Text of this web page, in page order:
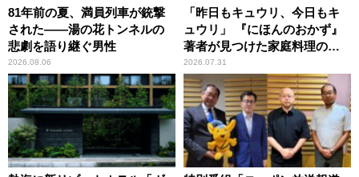
81年前の夏、満員列車が銃撃
された――湯の花トンネルの
悲劇を語り継ぐ男性
2026.08.06
「昨日もキュウリ、今日もキ
ュウリ」 『にほんのおかず』
著者が見つけた家庭料理の知
恵
2026.07.31